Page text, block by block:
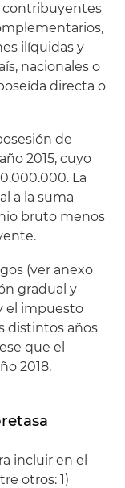
contribuyentes
ilíquidas y
nacionales o
directa o
de
2015, cuyo
La
a la suma
bruto menos
(ver anexo
gradual y
el impuesto
distintos años
que el
2018.
incluir en el
otros: 1)